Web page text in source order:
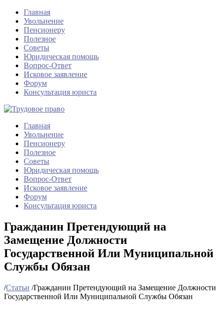
Главная
Увольнение
Пенсионеру
Полезное
Советы
Юридическая помощь
Вопрос-Ответ
Исковое заявление
Форум
Консультация юриста
Главная
Увольнение
Пенсионеру
Полезное
Советы
Юридическая помощь
Вопрос-Ответ
Исковое заявление
Форум
Консультация юриста
Гражданин Претендующий на
Замещение Должности
Государственной Или Муниципальной
Службы Обязан
/Статьи /Гражданин Претендующий на Замещение Должности
Государственной Или Муниципальной Службы Обязан